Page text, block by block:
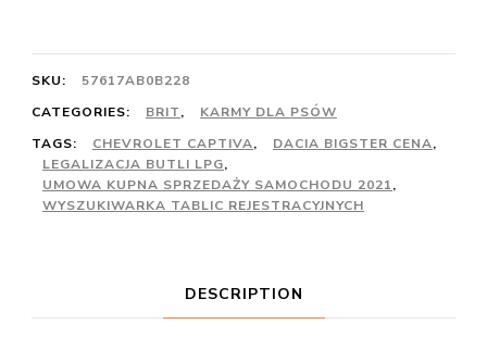
SKU:
57617AB0B228
CATEGORIES:
BRIT,
KARMY DLA PSÓW
TAGS:
CHEVROLET CAPTIVA, DACIA BIGSTER CENA,
LEGALIZACJA BUTLI LPG,
UMOWA KUPNA SPRZEDAŻY SAMOCHODU 2021,
WYSZUKIWARKA TABLIC REJESTRACYJNYCH
DESCRIPTION